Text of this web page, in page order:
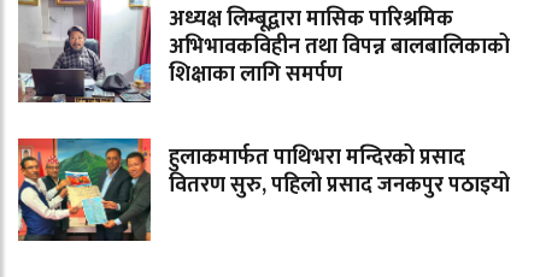
अध्यक्ष लिम्बूद्वारा मासिक पारिश्रमिक
अभिभावकविहीन तथा विपन्न बालबालिकाको
शिक्षाका लागि समर्पण
हुलाकमार्फत पाथिभरा मन्दिरको प्रसाद
वितरण सुरु, पहिलो प्रसाद जनकपुर पठाइयो